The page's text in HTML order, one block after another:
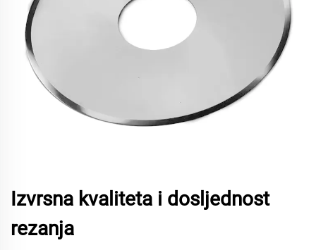
Izvrsna kvaliteta i dosljednost
rezanja